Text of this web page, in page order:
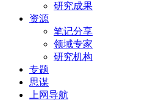
研究成果
资源
笔记分享
领域专家
研究机构
专题
思谋
上网导航